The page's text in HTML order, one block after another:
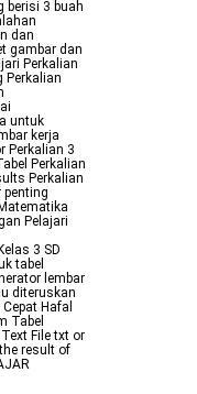
berisi 3 buah
dan
gambar dan
Perkalian
Perkalian
untuk
kerja
Perkalian 3
Perkalian
Perkalian
Pelajari
3 SD
tabel
lembar
diteruskan
Hafal
Tabel
File txt or
result of